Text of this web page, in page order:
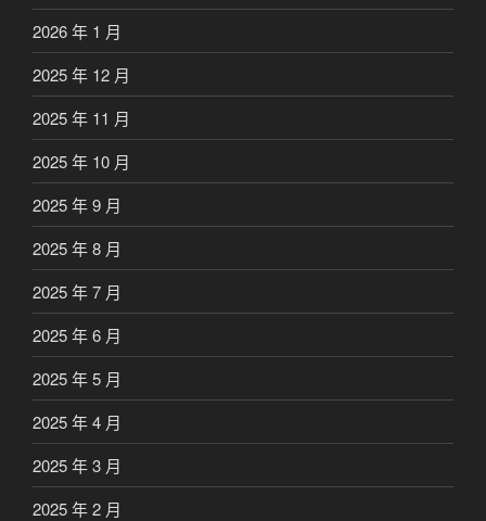
2026 年 1 月
2025 年 12 月
2025 年 11 月
2025 年 10 月
2025 年 9 月
2025 年 8 月
2025 年 7 月
2025 年 6 月
2025 年 5 月
2025 年 4 月
2025 年 3 月
2025 年 2 月